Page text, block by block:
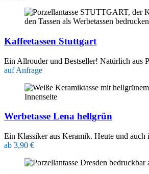
Kaffeetassen Stuttgart
Ein Allrouder und Bestseller! Natürlich aus
auf Anfrage
Werbetasse Lena hellgrün
Ein Klassiker aus Keramik. Heute und
ab 3,90 €